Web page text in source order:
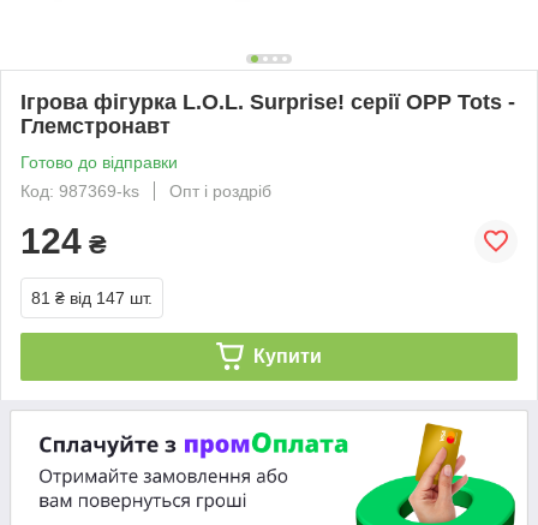
Ігрова фігурка L.O.L. Surprise! серії OPP Tots -
Глемстронавт
Готово до відправки
Код: 987369-ks
Опт і роздріб
124 ₴
81 ₴ від 147 шт.
Купити